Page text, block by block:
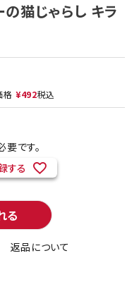
猫じゃらし キラ
格 ¥492税込
です。
する
る
返品について